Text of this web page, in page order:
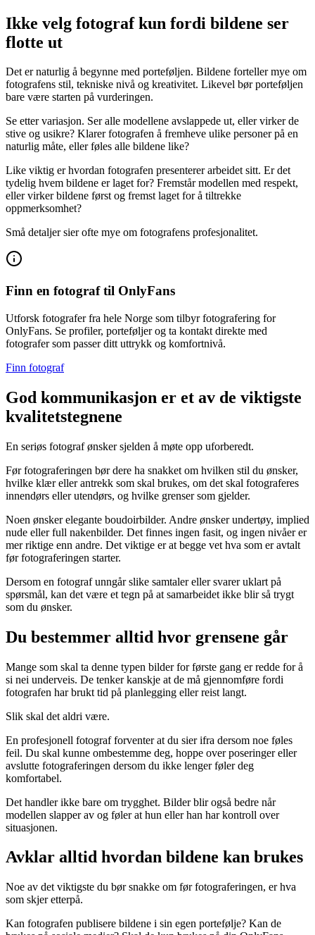
Ikke velg fotograf kun fordi bildene ser
flotte ut
Det er naturlig å begynne med porteføljen. Bildene forteller mye om
fotografens stil, tekniske nivå og kreativitet. Likevel bør porteføljen
bare være starten på vurderingen.
Se etter variasjon. Ser alle modellene avslappede ut, eller virker de
stive og usikre? Klarer fotografen å fremheve ulike personer på en
naturlig måte, eller føles alle bildene like?
Like viktig er hvordan fotografen presenterer arbeidet sitt. Er det
tydelig hvem bildene er laget for? Fremstår modellen med respekt,
eller virker bildene først og fremst laget for å tiltrekke
oppmerksomhet?
Små detaljer sier ofte mye om fotografens profesjonalitet.
Finn en fotograf til OnlyFans
Utforsk fotografer fra hele Norge som tilbyr fotografering for
OnlyFans. Se profiler, porteføljer og ta kontakt direkte med
fotografer som passer ditt uttrykk og komfortnivå.
Finn fotograf
God kommunikasjon er et av de viktigste
kvalitetstegnene
En seriøs fotograf ønsker sjelden å møte opp uforberedt.
Før fotograferingen bør dere ha snakket om hvilken stil du ønsker,
hvilke klær eller antrekk som skal brukes, om det skal fotograferes
innendørs eller utendørs, og hvilke grenser som gjelder.
Noen ønsker elegante boudoirbilder. Andre ønsker undertøy, implied
nude eller full nakenbilder. Det finnes ingen fasit, og ingen nivåer er
mer riktige enn andre. Det viktige er at begge vet hva som er avtalt
før fotograferingen starter.
Dersom en fotograf unngår slike samtaler eller svarer uklart på
spørsmål, kan det være et tegn på at samarbeidet ikke blir så trygt
som du ønsker.
Du bestemmer alltid hvor grensene går
Mange som skal ta denne typen bilder for første gang er redde for å
si nei underveis. De tenker kanskje at de må gjennomføre fordi
fotografen har brukt tid på planlegging eller reist langt.
Slik skal det aldri være.
En profesjonell fotograf forventer at du sier ifra dersom noe føles
feil. Du skal kunne ombestemme deg, hoppe over poseringer eller
avslutte fotograferingen dersom du ikke lenger føler deg
komfortabel.
Det handler ikke bare om trygghet. Bilder blir også bedre når
modellen slapper av og føler at hun eller han har kontroll over
situasjonen.
Avklar alltid hvordan bildene kan brukes
Noe av det viktigste du bør snakke om før fotograferingen, er hva
som skjer etterpå.
Kan fotografen publisere bildene i sin egen portefølje? Kan de